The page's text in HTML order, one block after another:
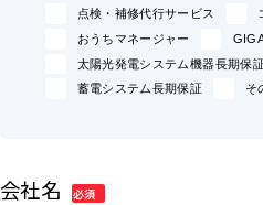
点検・補修代行サービス
おうちマネージャー
太陽光発電システム機器長期保
蓄電システム長期保証
そ
会社名